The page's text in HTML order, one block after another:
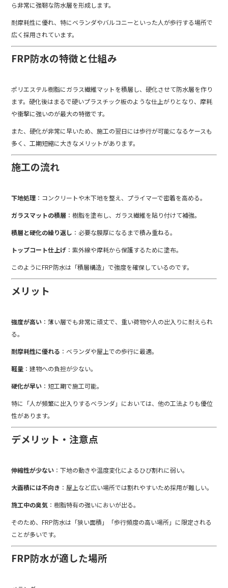
ら非常に強靭な防水層を形成します。
耐摩耗性に優れ、特にベランダやバルコニーといった人が歩行する場所で
広く採用されています。
FRP防水の特徴と仕組み
ポリエステル樹脂にガラス繊維マットを積層し、硬化させて防水層を作り
ます。硬化後はまるで硬いプラスチック板のような仕上がりとなり、摩耗
や衝撃に強いのが最大の特徴です。
また、硬化が非常に早いため、施工の翌日には歩行が可能になるケースも
多く、工期短縮に大きなメリットがあります。
施工の流れ
下地処理 ：コンクリートや木下地を整え、プライマーで密着を高める。
ガラスマットの積層 ：樹脂を塗布し、ガラス繊維を貼り付けて補強。
積層と硬化の繰り返し ：必要な膜厚になるまで積み重ねる。
トップコート仕上げ ：紫外線や摩耗から保護するために塗布。
このようにFRP防水は「積層構造」で強度を確保しているのです。
メリット
強度が高い ：薄い層でも非常に頑丈で、重い荷物や人の出入りに耐えられ
る。
耐摩耗性に優れる ：ベランダや屋上での歩行に最適。
軽量 ：建物への負担が少ない。
硬化が早い ：短工期で施工可能。
特に「人が頻繁に出入りするベランダ」においては、他の工法よりも優位
性があります。
デメリット・注意点
伸縮性が少ない ：下地の動きや温度変化によるひび割れに弱い。
大面積には不向き ：屋上など広い場所では割れやすいため採用が難しい。
施工中の臭気 ：樹脂特有の強いにおいが出る。
そのため、FRP防水は「狭い面積」「歩行頻度の高い場所」に限定される
ことが多いです。
FRP防水が適した場所